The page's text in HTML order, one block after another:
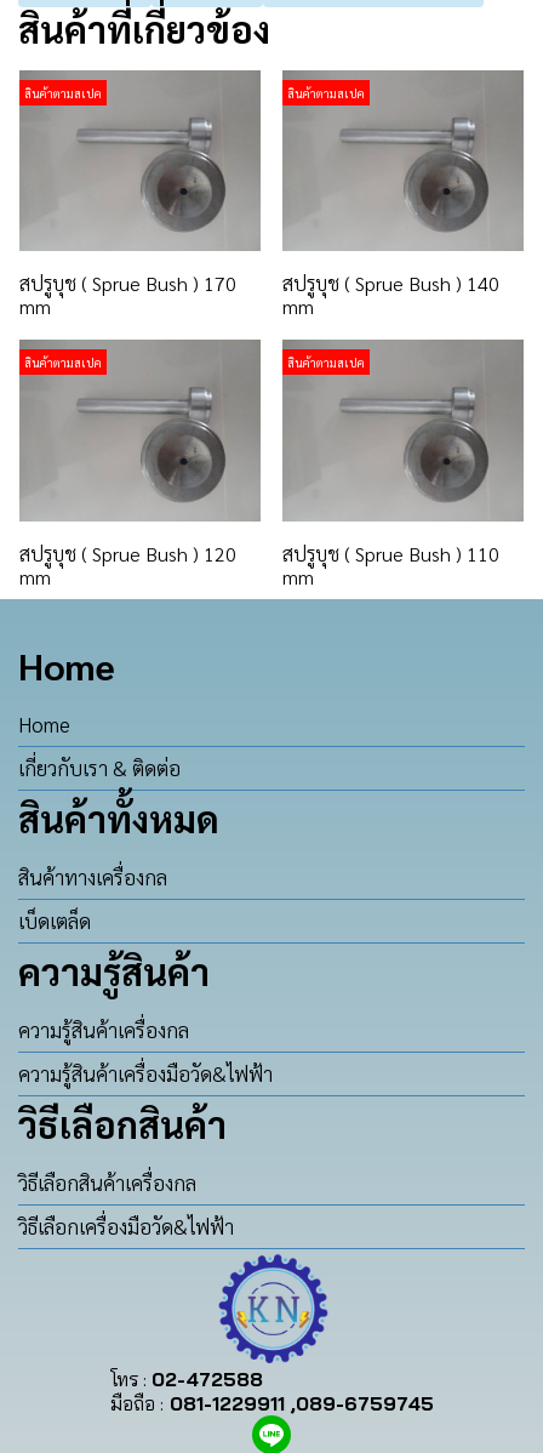
สินค้าที่เกี่ยวข้อง
สินค้าตามสเปค
สปรูบุช ( Sprue Bush ) 170
mm
สินค้าตามสเปค
สปรูบุช ( Sprue Bush ) 140
mm
สินค้าตามสเปค
สปรูบุช ( Sprue Bush ) 120
mm
สินค้าตามสเปค
สปรูบุช ( Sprue Bush ) 110
mm
Home
Home
เกี่ยวกับเรา & ติดต่อ
สินค้าทั้งหมด
สินค้าทางเครื่องกล
เบ็ดเตล็ด
ความรู้สินค้า
ความรู้สินค้าเครื่องกล
ความรู้สินค้าเครื่องมือวัด&ไฟฟ้า
วิธีเลือกสินค้า
วิธีเลือกสินค้าเครื่องกล
วิธีเลือกเครื่องมือวัด&ไฟฟ้า
โทร : 02-472588
มือถือ : 081-1229911 ,089-6759745